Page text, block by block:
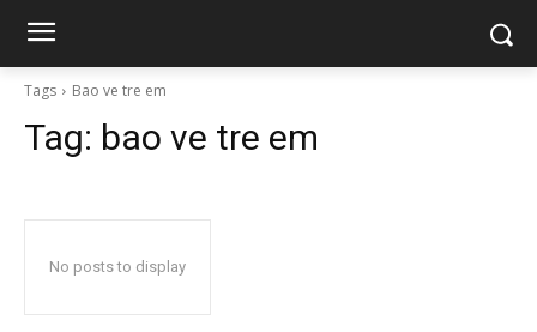
Tags Bao ve tre em
Tag: bao ve tre em
No posts to display